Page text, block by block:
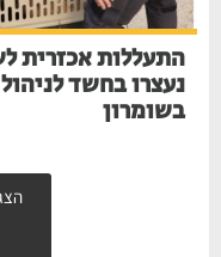
התעללות אכזרית
נעצרו בחשד לניהול
בשומרון
הצג לי